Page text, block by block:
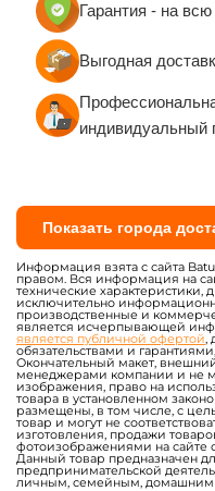
Гарантия - на
Выгодная
индивидуальный
Показать города
Информация взята с сайта
правом. Вся информация на
технические характеристики,
исключительно
производственные и
является исчерпывающей
является публичной офертой,
обязательствами и
Окончательный макет,
менеджерами компании и не
изображения, право на
товара в установленном
размещены, в том числе, с
товар и могут не
изготовления, продажи
фотоизображениями на сайте
Данный товар предназначен
предпринимательской
личным, семейным,